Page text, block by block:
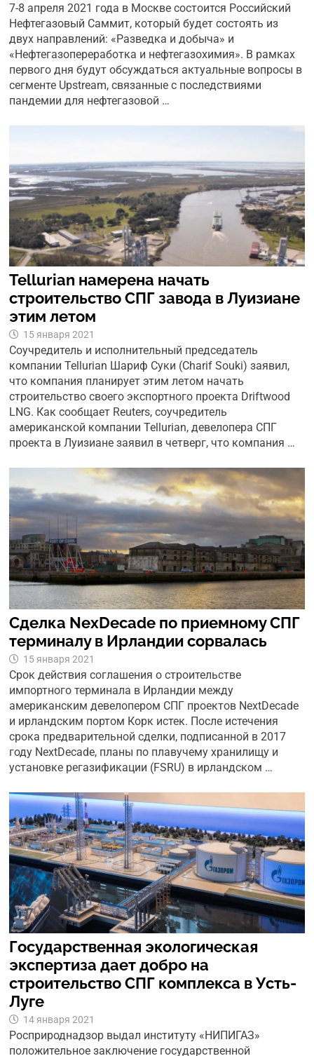
7-8 апреля 2021 года в Москве состоится Российский
Нефтегазовый Саммит, который будет состоять из
двух направлений: «Разведка и добыча» и
«Нефтегазопереработка и нефтегазохимия». В рамках
первого дня будут обсуждаться актуальные вопросы в
сегменте Upstreаm, связанные с последствиями
пандемии для нефтегазовой …
Tellurian намерена начать
строительство СПГ завода в Луизиане
этим летом
15 января 2021
Соучредитель и исполнительный председатель
компании Tellurian Шариф Суки (Charif Souki) заявил,
что компания планирует этим летом начать
строительство своего экспортного проекта Driftwood
LNG. Как сообщает Reuters, соучредитель
американской компании Tellurian, девелопера СПГ
проекта в Луизиане заявил в четверг, что компания …
Сделка NexDecade по приемному СПГ
терминалу в Ирландии сорвалась
15 января 2021
Срок действия соглашения о строительстве
импортного терминала в Ирландии между
американским девелопером СПГ проектов NextDecade
и ирландским портом Корк истек. После истечения
срока предварительной сделки, подписанной в 2017
году NextDecade, планы по плавучему хранилищу и
установке регазификации (FSRU) в ирландском …
Государственная экологическая
экспертиза дает добро на
строительство СПГ комплекса в Усть-
Луге
14 января 2021
Росприроднадзор выдал институту «НИПИГАЗ»
положительное заключение государственной